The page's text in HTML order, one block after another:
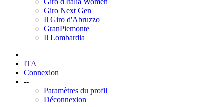
Giro d'Italia Women
Giro Next Gen
Il Giro d'Abruzzo
GranPiemonte
Il Lombardia
ITA
Connexion
--
Paramètres du profil
Déconnexion